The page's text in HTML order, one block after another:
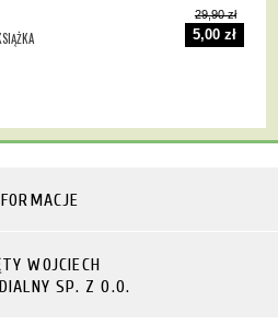
29,90 zł
5,00 zł
WOJCIECH
SP. Z O.O.